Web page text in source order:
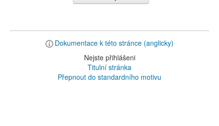
Dokumentace k této stránce (anglicky)
Nejste přihlášeni
Titulní stránka
Přepnout do standardního motivu